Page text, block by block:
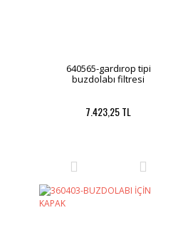
640565-gardırop tipi
buzdolabı filtresi
7.423,25 TL